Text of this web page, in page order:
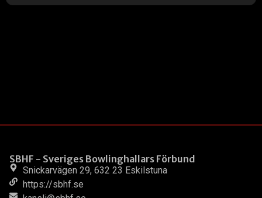
SBHF - Sveriges Bowlinghallars Förbund
Snickarvägen 29, 632 23 Eskilstuna
https://sbhf.se